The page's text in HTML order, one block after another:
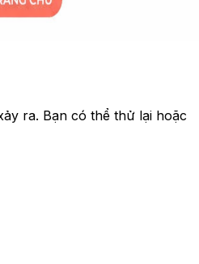
ra. Bạn có thể thử lại hoặc